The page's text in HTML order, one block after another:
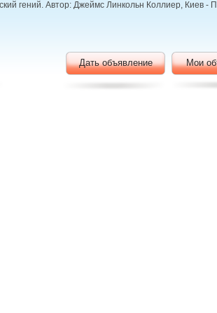
гений. Автор: Джеймс Линкольн Коллиер, Киев -
Дать объявление Мои